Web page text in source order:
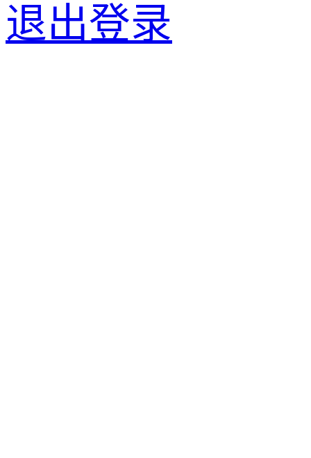
退出登录